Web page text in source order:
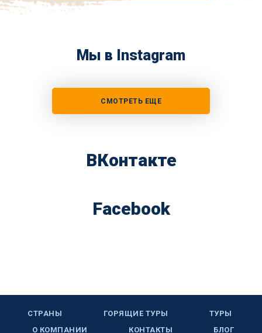
Мы в Instagram
СМОТРЕТЬ ЕЩЕ
ВКонтакте
Facebook
СТРАНЫ ГОРЯЩИЕ ТУРЫ
ТУРЫ
О КОМПАНИИ
КОНТАКТЫ БЛОГ